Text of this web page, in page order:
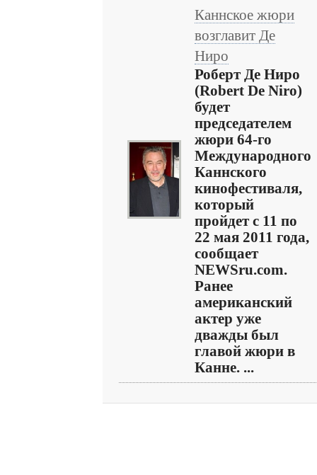
Каннское жюри
возглавит Де
Ниро
Роберт Де Ниро
(Robert De Niro)
будет
председателем
жюри 64-го
Международного
Каннского
кинофестиваля,
который
пройдет с 11 по
22 мая 2011 года,
сообщает
NEWSru.com.
Ранее
американский
актер уже
дважды был
главой жюри в
Канне. ...